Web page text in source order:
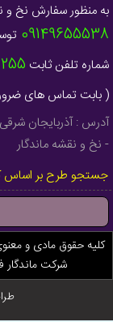
به منظور سفارش نخ و
09149655538
شماره تلفن ثابت - 041
( بابت تماس های
- نخ و نقشه ماندگار
جستجو طرح بر اساس
کلیه حقوق مادی و
شرکت